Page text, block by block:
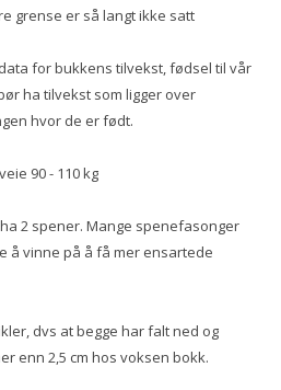
grense er så langt ikke satt
for bukkens tilvekst, fødsel til vår
ha tilvekst som ligger over
hvor de er født.
90 - 110 kg
2 spener. Mange spenefasonger
å vinne på å få mer ensartede
dvs at begge har falt ned og
enn 2,5 cm hos voksen bokk.